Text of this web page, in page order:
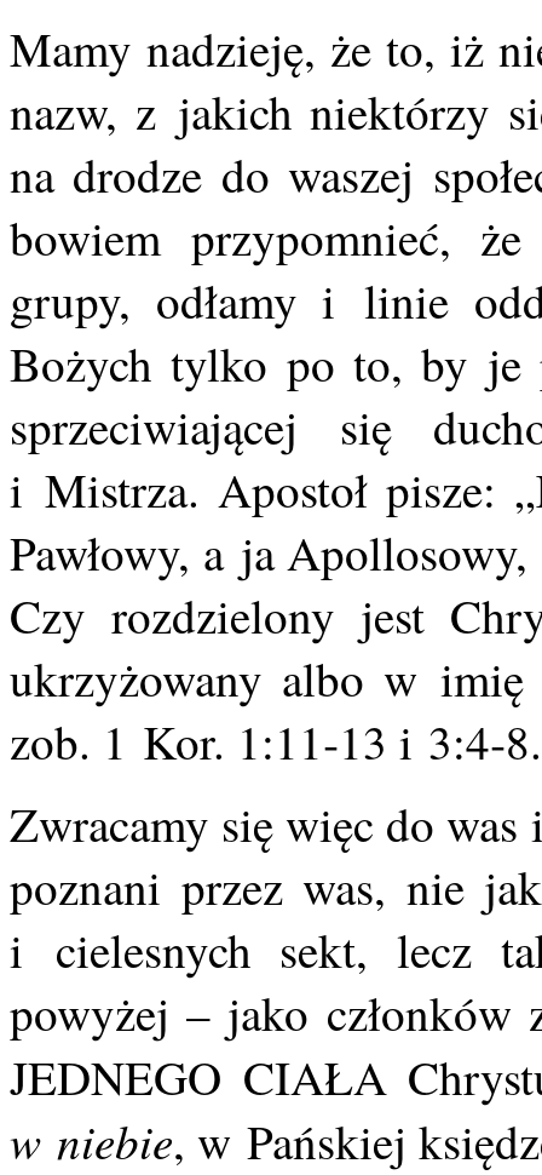
Mamy nadzieję, że to, iż
nazw, z jakich niektórzy
na drodze do waszej
bowiem przypomnieć,
grupy, odłamy i linie
Bożych tylko po to, by je
sprzeciwiającej się
i Mistrza. Apostoł pisze:
Pawłowy, a ja
Czy rozdzielony jest
ukrzyżowany albo w imię
zob. 1 Kor. 1:11‑13 i 3:4‑8.
Zwracamy się więc do
poznani przez was, nie
i cielesnych sekt, lecz
powyżej – jako
JEDNEGO CIAŁA
w niebie, w Pańskiej